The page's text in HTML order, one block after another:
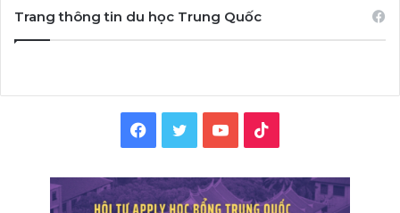
Trang thông tin du học Trung Quốc
Facebook
TwitterYouTube